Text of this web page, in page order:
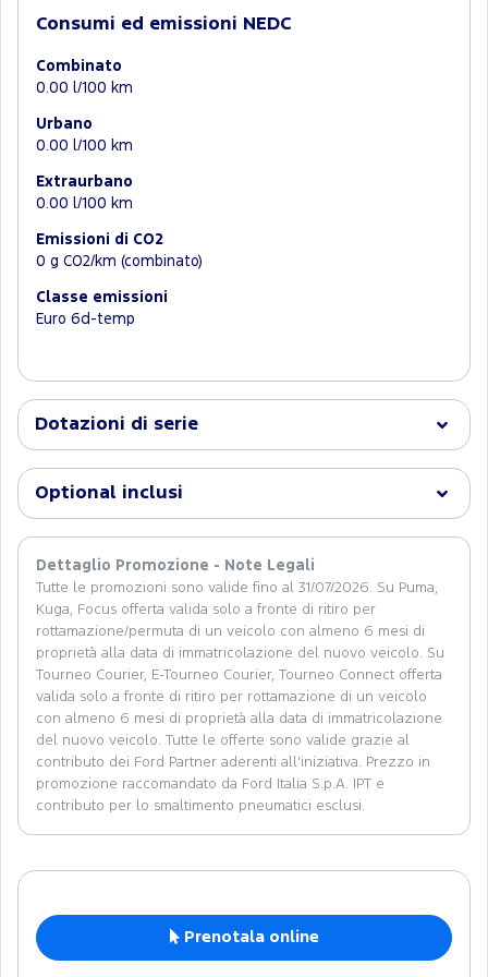
Consumi ed emissioni NEDC
Combinato
0.00 l/100 km
Urbano
0.00 l/100 km
Extraurbano
0.00 l/100 km
Emissioni di CO2
0 g CO2/km (combinato)
Classe emissioni
Euro 6d-temp
Dotazioni di serie
Optional inclusi
Dettaglio Promozione - Note Legali
Tutte le promozioni sono valide fino al 31/07/2026. Su Puma,
Kuga, Focus offerta valida solo a fronte di ritiro per
rottamazione/permuta di un veicolo con almeno 6 mesi di
proprietà alla data di immatricolazione del nuovo veicolo. Su
Tourneo Courier, E-Tourneo Courier, Tourneo Connect offerta
valida solo a fronte di ritiro per rottamazione di un veicolo
con almeno 6 mesi di proprietà alla data di immatricolazione
del nuovo veicolo. Tutte le offerte sono valide grazie al
contributo dei Ford Partner aderenti all’iniziativa. Prezzo in
promozione raccomandato da Ford Italia S.p.A. IPT e
contributo per lo smaltimento pneumatici esclusi.
Prenotala online